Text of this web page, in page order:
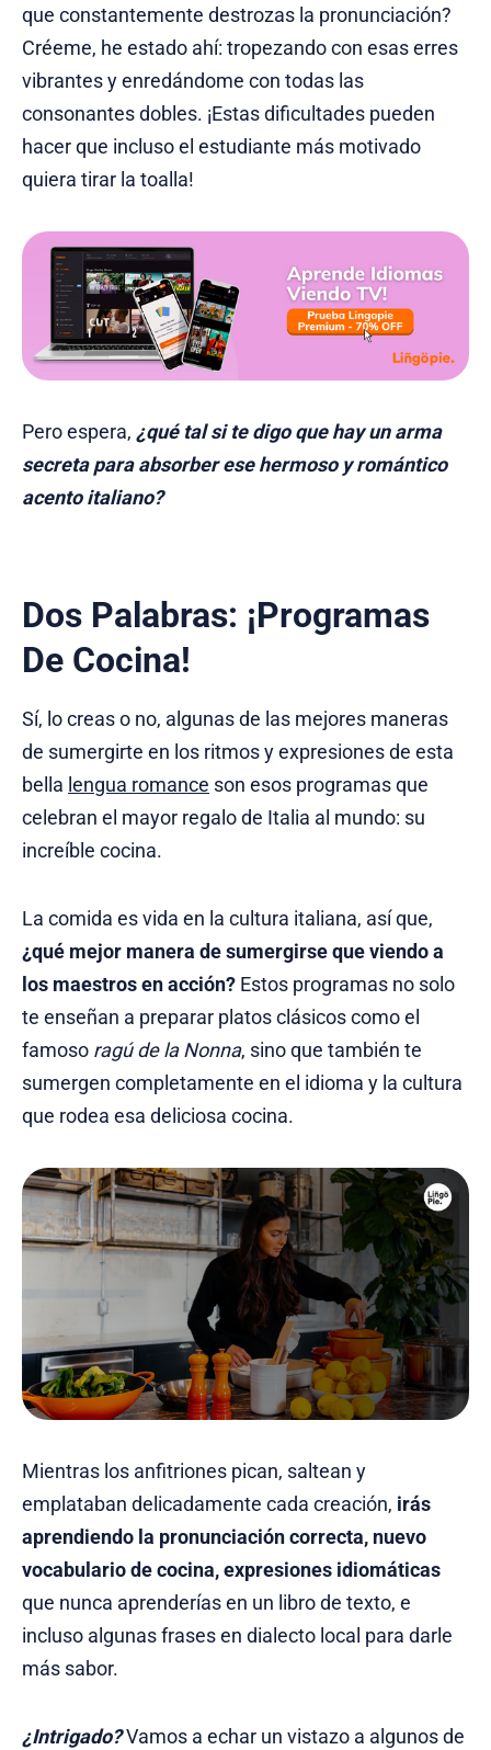
que constantemente destrozas la pronunciación?
Créeme, he estado ahí: tropezando con esas erres
vibrantes y enredándome con todas las
consonantes dobles. ¡Estas dificultades pueden
hacer que incluso el estudiante más motivado
quiera tirar la toalla!
Pero espera, ¿qué tal si te digo que hay un arma
secreta para absorber ese hermoso y romántico
acento italiano?
Dos Palabras: ¡Programas
De Cocina!
Sí, lo creas o no, algunas de las mejores maneras
de sumergirte en los ritmos y expresiones de esta
bella lengua romance son esos programas que
celebran el mayor regalo de Italia al mundo: su
increíble cocina.
La comida es vida en la cultura italiana, así que,
¿qué mejor manera de sumergirse que viendo a
los maestros en acción? Estos programas no solo
te enseñan a preparar platos clásicos como el
famoso ragú de la Nonna, sino que también te
sumergen completamente en el idioma y la cultura
que rodea esa deliciosa cocina.
Mientras los anfitriones pican, saltean y
emplataban delicadamente cada creación, irás
aprendiendo la pronunciación correcta, nuevo
vocabulario de cocina, expresiones idiomáticas
que nunca aprenderías en un libro de texto, e
incluso algunas frases en dialecto local para darle
más sabor.
¿Intrigado?Vamos a echar un vistazo a algunos de